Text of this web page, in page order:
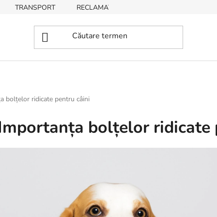
TRANSPORT RECLAMAȚII, RETURNĂRI DE BUNURI
bolțelor ridicate pentru câini
bolțelor ridicate